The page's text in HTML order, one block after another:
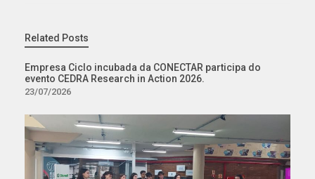
Related Posts
Empresa Ciclo incubada da CONECTAR participa do
evento CEDRA Research in Action 2026.
23/07/2026